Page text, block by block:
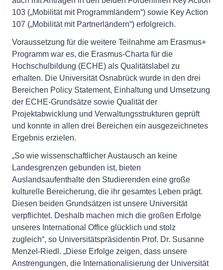
103 („Mobilität mit Programmländern“) sowie Key Action
107 („Mobilität mit Partnerländern“) erfolgreich.
Voraussetzung für die weitere Teilnahme am Erasmus+
Programm war es, die Erasmus-Charta für die
Hochschulbildung (ECHE) als Qualitätslabel zu
erhalten. Die Universität Osnabrück wurde in den drei
Bereichen Policy Statement, Einhaltung und Umsetzung
der ECHE-Grundsätze sowie Qualität der
Projektabwicklung und Verwaltungsstrukturen geprüft
und konnte in allen drei Bereichen ein ausgezeichnetes
Ergebnis erzielen.
„So wie wissenschaftlicher Austausch an keine
Landesgrenzen gebunden ist, bieten
Auslandsaufenthalte den Studierenden eine große
kulturelle Bereicherung, die ihr gesamtes Leben prägt.
Diesen beiden Grundsätzen ist unsere Universität
verpflichtet. Deshalb machen mich die großen Erfolge
unseres International Office glücklich und stolz
zugleich“, so Universitätspräsidentin Prof. Dr. Susanne
Menzel-Riedl. „Diese Erfolge zeigen, dass unsere
Anstrengungen, die Internationalisierung der Universität